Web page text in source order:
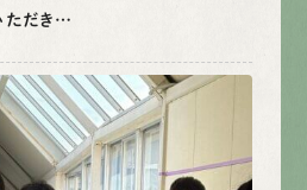
ただき…